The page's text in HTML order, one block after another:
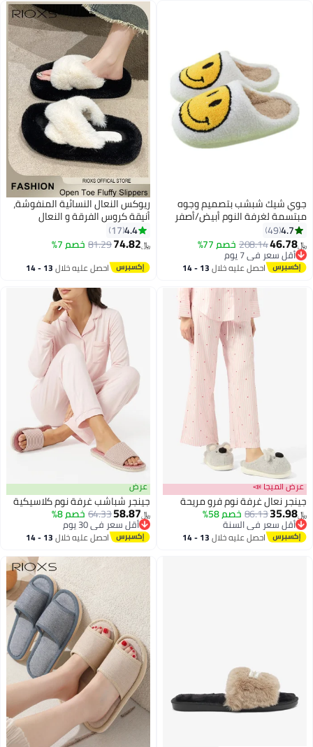
جوي شيك شبشب بتصميم وجوه
مبتسمة لغرفة النوم أبيض/أصفر
4.7
49
﷼‏46.78
208.14خصم 77%
أقل سعر في 7 يوم
أقل سعر في 7 يوماحصل عليه خلال 13 - 14
ريوكس النعال النسائية المنفوشة،
أنيقة كروس الفرقة و النعال
الفلفي، الناعمة الناعمة الناعمة
مفتوحة أصابع القدم أحذية البيت،
النعال المنزل الدافئ للنساء، الفلفل
الفروية النعال، السيدات النعال غرفة
في الهواء الطلق، النعال مضادة
4.4
17
﷼‏74.82
81.29خصم 7%
احصل عليه خلال 13 - 14
عرض الميجا 📣
جينجر نعال غرفة نوم فرو مريحة
﷼‏35.98
86.13خصم 58%
أقل سعر في السنة
أقل سعر في السنة
احصل عليه خلال 13 - 14
عرض
جينجر شباشب غرفة نوم كلاسيكية
﷼‏58.87
64.33خصم 8%
أقل سعر في 30 يوم
أقل سعر في 30 يوماحصل عليه خلال 13 - 14